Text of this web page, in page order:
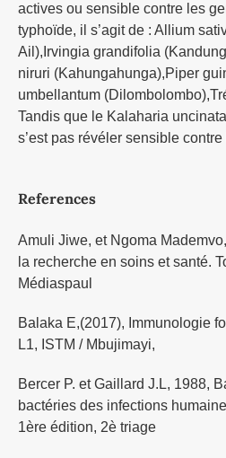
actives ou sensible contre les
typhoïde, il s’agit de : Allium
Ail),Irvingia grandifolia
niruri (Kahungahunga),Piper
umbellantum
Tandis que le Kalaharia
s’est pas révéler sensible
References
Amuli Jiwe, et Ngoma
la recherche en soins et santé.
Médiaspaul
Balaka E,(2017), Immunologie
L1, ISTM / Mbujimayi,
Bercer P. et Gaillard J.L, 1988,
bactéries des infections
1ère édition, 2è triage